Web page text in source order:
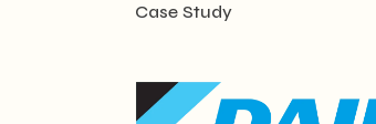
Case Study